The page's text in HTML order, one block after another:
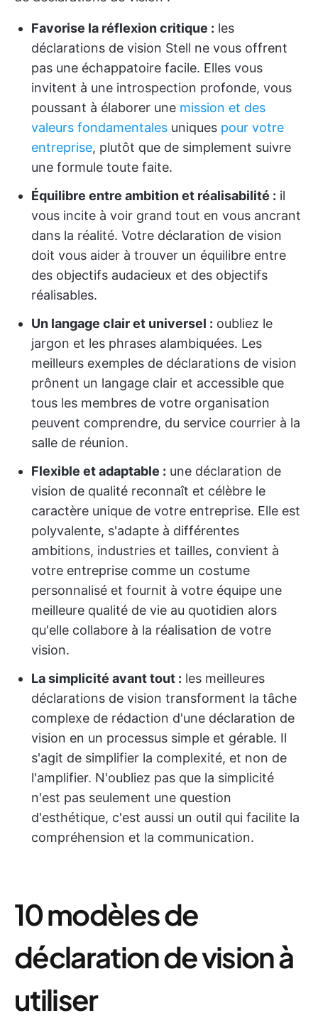
Favorise la réflexion critique : les
déclarations de vision Stell ne vous offrent
pas une échappatoire facile. Elles vous
invitent à une introspection profonde, vous
poussant à élaborer une mission et des
valeurs fondamentales uniques pour votre
entreprise, plutôt que de simplement suivre
une formule toute faite.
Équilibre entre ambition et réalisabilité : il
vous incite à voir grand tout en vous ancrant
dans la réalité. Votre déclaration de vision
doit vous aider à trouver un équilibre entre
des objectifs audacieux et des objectifs
réalisables.
Un langage clair et universel : oubliez le
jargon et les phrases alambiquées. Les
meilleurs exemples de déclarations de vision
prônent un langage clair et accessible que
tous les membres de votre organisation
peuvent comprendre, du service courrier à la
salle de réunion.
Flexible et adaptable : une déclaration de
vision de qualité reconnaît et célèbre le
caractère unique de votre entreprise. Elle est
polyvalente, s'adapte à différentes
ambitions, industries et tailles, convient à
votre entreprise comme un costume
personnalisé et fournit à votre équipe une
meilleure qualité de vie au quotidien alors
qu'elle collabore à la réalisation de votre
vision.
La simplicité avant tout : les meilleures
déclarations de vision transforment la tâche
complexe de rédaction d'une déclaration de
vision en un processus simple et gérable. Il
s'agit de simplifier la complexité, et non de
l'amplifier. N'oubliez pas que la simplicité
n'est pas seulement une question
d'esthétique, c'est aussi un outil qui facilite la
compréhension et la communication.
10 modèles de
déclaration de vision à
utiliser